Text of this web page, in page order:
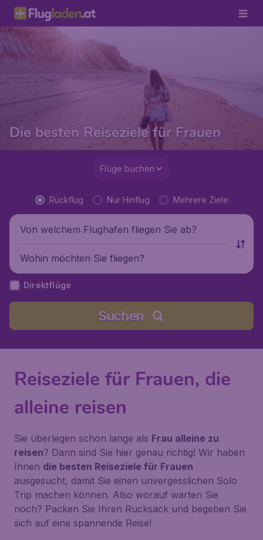
Die besten Reiseziele für Frauen
Flüge buchen
Rückflug Nur Hinflug Mehrere Ziele
Von welchem Flughafen fliegen Sie ab?
Wohin möchten Sie fliegen?
Direktflüge
Suchen
Reiseziele für Frauen, die
alleine reisen
Sie überlegen schon lange als Frau alleine zu
reisen? Dann sind Sie hier genau richtig! Wir haben
Ihnen die besten Reiseziele für Frauen
ausgesucht, damit Sie einen unvergesslichen Solo
Trip machen können. Also worauf warten Sie
noch? Packen Sie Ihren Rucksack und begeben Sie
sich auf eine spannende Reise!